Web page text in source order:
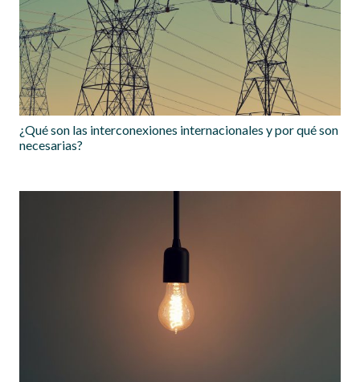
¿Qué son las interconexiones internacionales y por qué son
necesarias?